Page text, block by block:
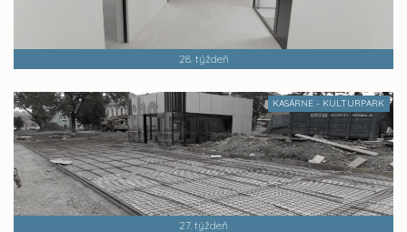
28. týždeň
KASÁRNE - KULTURPARK
27. týždeň